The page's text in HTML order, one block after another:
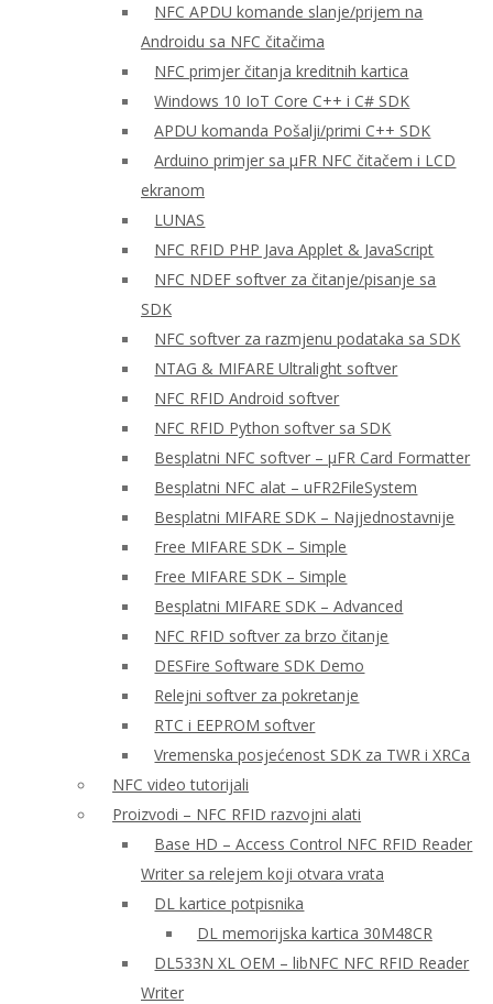
NFC APDU komande slanje/prijem na
Androidu sa NFC čitačima
NFC primjer čitanja kreditnih kartica
Windows 10 IoT Core C++ i C# SDK
APDU komanda Pošalji/primi C++ SDK
Arduino primjer sa μFR NFC čitačem i LCD
ekranom
LUNAS
NFC RFID PHP Java Applet & JavaScript
NFC NDEF softver za čitanje/pisanje sa
SDK
NFC softver za razmjenu podataka sa SDK
NTAG & MIFARE Ultralight softver
NFC RFID Android softver
NFC RFID Python softver sa SDK
Besplatni NFC softver – μFR Card Formatter
Besplatni NFC alat – uFR2FileSystem
Besplatni MIFARE SDK – Najjednostavnije
Free MIFARE SDK – Simple
Free MIFARE SDK – Simple
Besplatni MIFARE SDK – Advanced
NFC RFID softver za brzo čitanje
DESFire Software SDK Demo
Relejni softver za pokretanje
RTC i EEPROM softver
Vremenska posjećenost SDK za TWR i XRCa
NFC video tutorijali
Proizvodi – NFC RFID razvojni alati
Base HD – Access Control NFC RFID Reader
Writer sa relejem koji otvara vrata
DL kartice potpisnika
DL memorijska kartica 30M48CR
DL533N XL OEM – libNFC NFC RFID Reader
Writer